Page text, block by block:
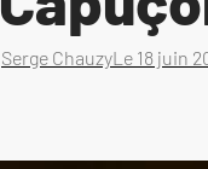
Serge ChauzyLe 18 juin